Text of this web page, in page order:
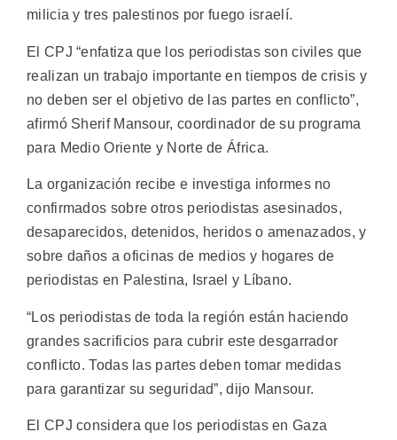
milicia y tres palestinos por fuego israelí.
El CPJ “enfatiza que los periodistas son civiles que
realizan un trabajo importante en tiempos de crisis y
no deben ser el objetivo de las partes en conflicto”,
afirmó Sherif Mansour, coordinador de su programa
para Medio Oriente y Norte de África.
La organización recibe e investiga informes no
confirmados sobre otros periodistas asesinados,
desaparecidos, detenidos, heridos o amenazados, y
sobre daños a oficinas de medios y hogares de
periodistas en Palestina, Israel y Líbano.
“Los periodistas de toda la región están haciendo
grandes sacrificios para cubrir este desgarrador
conflicto. Todas las partes deben tomar medidas
para garantizar su seguridad”, dijo Mansour.
El CPJ considera que los periodistas en Gaza